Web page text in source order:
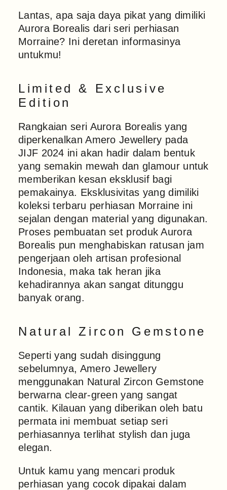
Lantas, apa saja daya pikat yang dimiliki
Aurora Borealis dari seri perhiasan
Morraine? Ini deretan informasinya
untukmu!
Limited & Exclusive
Edition
Rangkaian seri Aurora Borealis yang
diperkenalkan Amero Jewellery pada
JIJF 2024 ini akan hadir dalam bentuk
yang semakin mewah dan glamour untuk
memberikan kesan eksklusif bagi
pemakainya. Eksklusivitas yang dimiliki
koleksi terbaru perhiasan Morraine ini
sejalan dengan material yang digunakan.
Proses pembuatan set produk Aurora
Borealis pun menghabiskan ratusan jam
pengerjaan oleh artisan profesional
Indonesia, maka tak heran jika
kehadirannya akan sangat ditunggu
banyak orang.
Natural Zircon Gemstone
Seperti yang sudah disinggung
sebelumnya, Amero Jewellery
menggunakan Natural Zircon Gemstone
berwarna clear-green yang sangat
cantik. Kilauan yang diberikan oleh batu
permata ini membuat setiap seri
perhiasannya terlihat stylish dan juga
elegan.
Untuk kamu yang mencari produk
perhiasan yang cocok dipakai dalam